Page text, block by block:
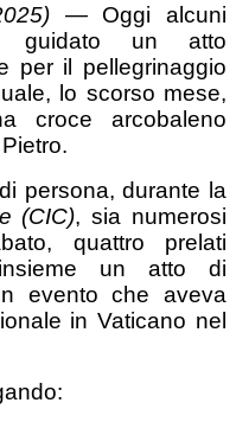
— Oggi alcuni
guidato un atto
per il pellegrinaggio
lo scorso mese,
croce arcobaleno
persona, durante la
(CIC), sia numerosi
quattro prelati
un atto di
evento che aveva
in Vaticano nel